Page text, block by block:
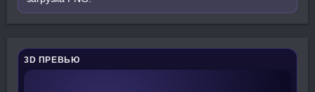
3D ПРЕВЬЮ